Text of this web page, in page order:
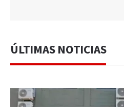
ÚLTIMAS NOTICIAS